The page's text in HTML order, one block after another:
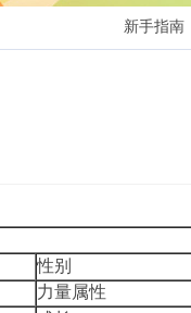
新手指南
性别
力量属性